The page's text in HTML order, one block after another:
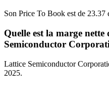
Son Price To Book est de 23.37
Quelle est la marge nette
Semiconductor
Lattice Semiconductor
2025.